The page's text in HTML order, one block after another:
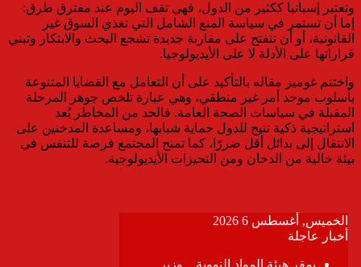
وتعتبر إسبانيا ككثير من الدول، فهي تقف اليوم عند مفترق طرق:
إما أن تستمر في سياسة المنع الشامل التي تغذي السوق غير
القانونية، أو أن تنفتح على مقاربة جديدة تشجع البحث والابتكار وتبني
قراراتها على الأدلة لا على الأيديولوجيا.
واختتم غوميز مقاله بالتأكيد على أن التعامل مع القضايا المتنوعة
بأسلوب موحد أمر غير منطقي، وهي عبارة تلخص جوهر المرحلة
المقبلة في سياسات الصحة العامة. فالحد من المخاطر يُعد
استراتيجية ذكية تتيح للدول حماية شبابها، ومساعدة المدخنين على
الانتقال إلى بدائل أقل ضررًا، كما تمنح المجتمع فرصة للتنفس في
بيئة خالية من الدخان ومن التحيزات الأيديولوجية.